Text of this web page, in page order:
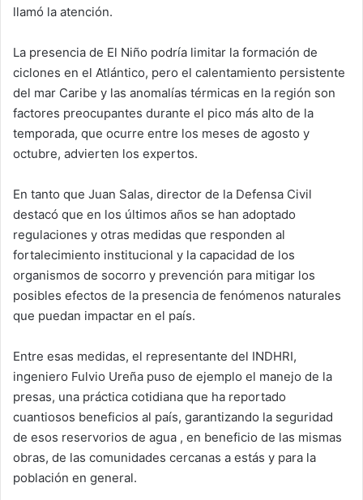
llamó la atención.
La presencia de El Niño podría limitar la formación de
ciclones en el Atlántico, pero el calentamiento persistente
del mar Caribe y las anomalías térmicas en la región son
factores preocupantes durante el pico más alto de la
temporada, que ocurre entre los meses de agosto y
octubre, advierten los expertos.
En tanto que Juan Salas, director de la Defensa Civil
destacó que en los últimos años se han adoptado
regulaciones y otras medidas que responden al
fortalecimiento institucional y la capacidad de los
organismos de socorro y prevención para mitigar los
posibles efectos de la presencia de fenómenos naturales
que puedan impactar en el país.
Entre esas medidas, el representante del INDHRI,
ingeniero Fulvio Ureña puso de ejemplo el manejo de la
presas, una práctica cotidiana que ha reportado
cuantiosos beneficios al país, garantizando la seguridad
de esos reservorios de agua , en beneficio de las mismas
obras, de las comunidades cercanas a estás y para la
población en general.